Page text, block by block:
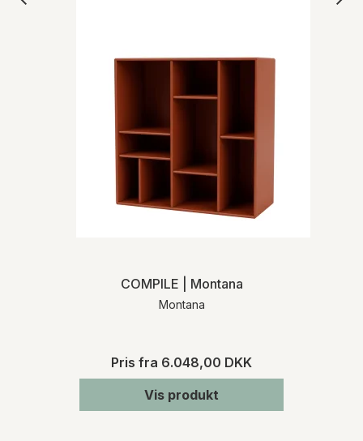
COMPILE | Montana
Montana
Pris fra 6.048,00 DKK
Vis produkt